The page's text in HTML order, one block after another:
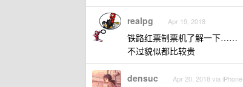
realpg Apr 19, 2018
铁路红票制票机了解一下……
不过貌似都比较贵
densuc Apr 20, 2018 via iPhone